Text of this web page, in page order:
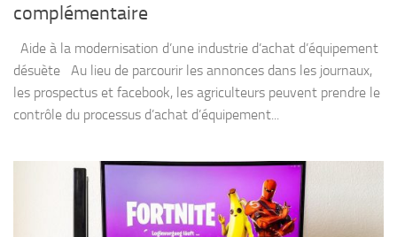
complémentaire
Aide à la modernisation d’une industrie d’achat d’équipement
désuète Au lieu de parcourir les annonces dans les journaux,
les prospectus et facebook, les agriculteurs peuvent prendre le
contrôle du processus d’achat d’équipement...